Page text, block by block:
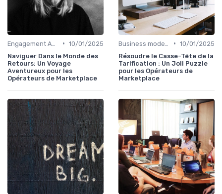
• 10/01/2025
Naviguer Dans le Monde des
Retours: Un Voyage
Aventureux pour les
Opérateurs de Marketplace
• 10/01/2025
Résoudre le Casse-Tête de la
Tarification : Un Joli Puzzle
pour les Opérateurs de
Marketplace